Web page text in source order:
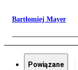
Bartłomiej Mayer
Powiązane